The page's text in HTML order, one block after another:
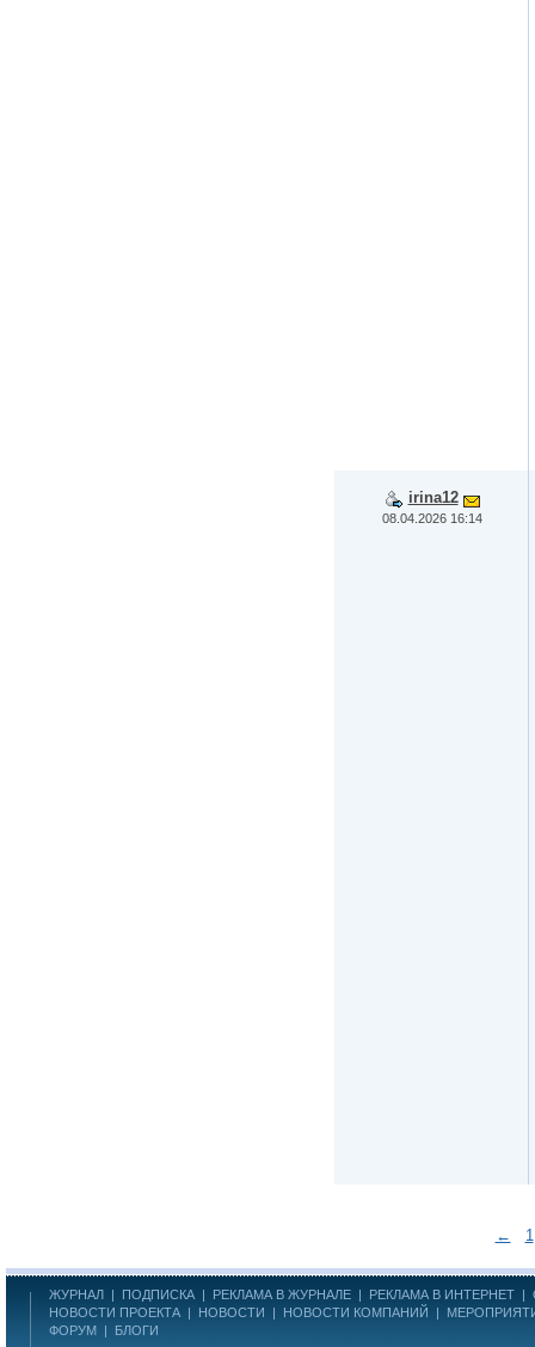
irina12
08.04.2026 16:14
← 1
ЖУРНАЛ | ПОДПИСКА | РЕКЛАМА В ЖУРНАЛЕ | РЕКЛАМА В ИНТЕРНЕТ |
НОВОСТИ ПРОЕКТА | НОВОСТИ | НОВОСТИ КОМПАНИЙ |
ФОРУМ | БЛОГИ